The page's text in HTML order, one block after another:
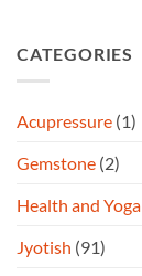
CATEGORIES
Acupressure (1)
Gemstone (2)
Health and Yoga
Jyotish (91)